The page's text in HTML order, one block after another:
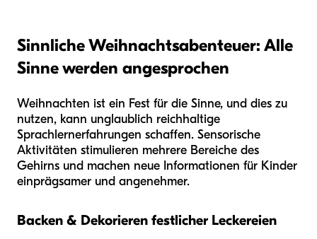
Sinnliche Weihnachtsabenteuer: Alle
Sinne werden angesprochen
Weihnachten ist ein Fest für die Sinne, und dies zu
nutzen, kann unglaublich reichhaltige
Sprachlernerfahrungen schaffen. Sensorische
Aktivitäten stimulieren mehrere Bereiche des
Gehirns und machen neue Informationen für Kinder
einprägsamer und angenehmer.
Backen & Dekorieren festlicher Leckereien